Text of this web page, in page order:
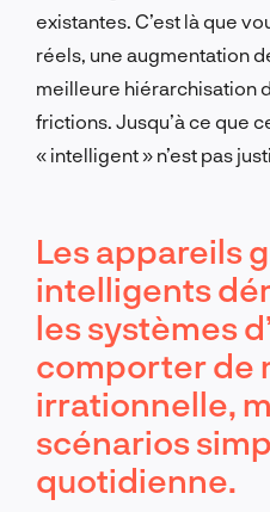
existantes. C’est là que
réels, une augmentation
meilleure hiérarchisation
frictions. Jusqu’à ce que
« intelligent » n’est pas
Les appareils
intelligents
les systèmes
comporter de
irrationnelle,
scénarios
quotidienne.